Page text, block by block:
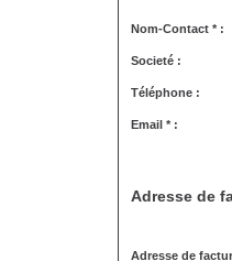
Nom-Contact * :
Societé :
Téléphone :
Email * :
Adresse de
Adresse de